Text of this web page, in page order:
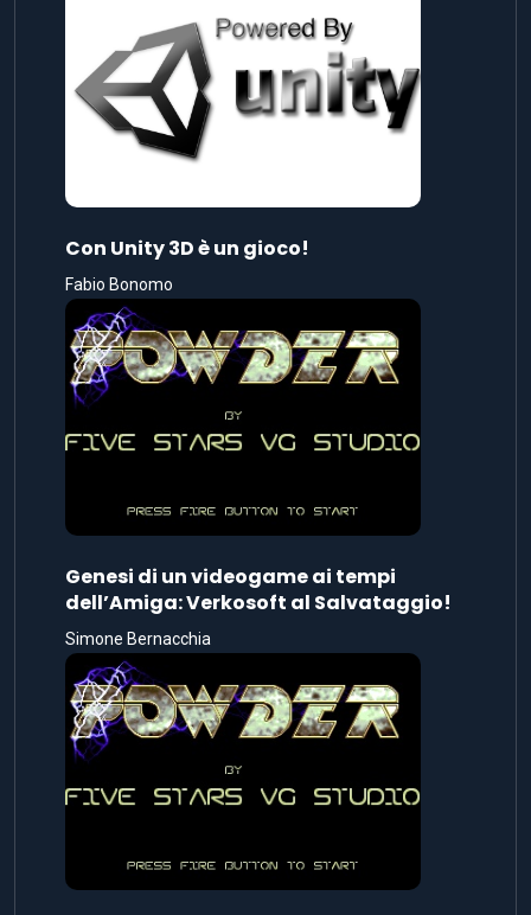
Con Unity 3D è un gioco!
Fabio Bonomo
Genesi di un videogame ai tempi
dell’Amiga: Verkosoft al Salvataggio!
Simone Bernacchia